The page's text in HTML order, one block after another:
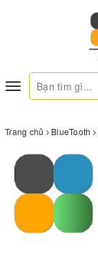
Toggle
navigation
Trang chủ BlueTooth